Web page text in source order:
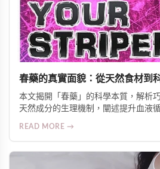
春藥的真實面貌：從天然食材到
本文揭開「春藥」的科學本質，解析
天然成分的生理機制，闡述提升血液
READ MORE →